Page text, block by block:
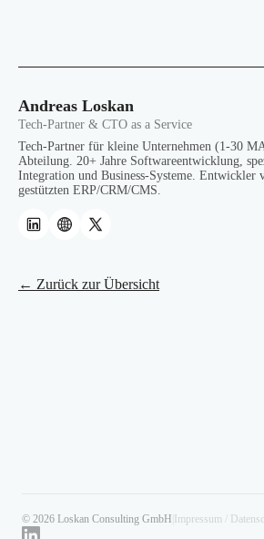
Andreas Loskan
Tech-Partner & CTO as a Service
Tech-Partner für kleine Unternehmen (1-30
Abteilung. 20+ Jahre Softwareentwicklung,
Integration und Business-Systeme.
gestützten ERP/CRM/CMS.
← Zurück zur Übersicht
© 2026 Loskan Consulting GmbH Impressum /